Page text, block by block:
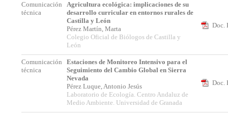
Comunicación
técnica
Agricultura ecológica: implicaciones de su
desarrollo curricular en entornos rurales de
Castilla y León
Pérez Martín, Marta
Colegio Oficial de Biólogos de Castilla y
León
Doc.
Comunicación
técnica
Estaciones de Monitoreo Intensivo para el
Seguimiento del Cambio Global en Sierra
Nevada
Pérez Luque, Antonio Jesús
Laboratorio de Ecología. Centro Andaluz de
Medio Ambiente. Universidad de Granada
Doc.